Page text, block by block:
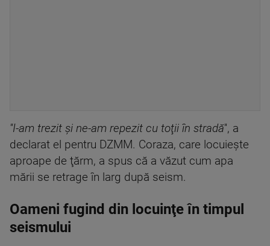
''I-am trezit şi ne-am repezit cu toţii în stradă'', a
declarat el pentru DZMM. Coraza, care locuieşte
aproape de ţărm, a spus că a văzut cum apa
mării se retrage în larg după seism.
Oameni fugind din locuinţe în timpul
seismului